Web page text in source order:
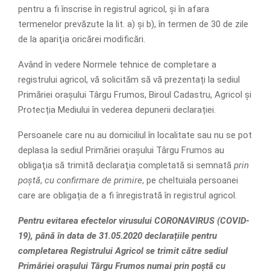
pentru a fi înscrise în registrul agricol, şi în afara
termenelor prevăzute la lit. a) şi b), în termen de 30 de zile
de la apariţia oricărei modificări.
Având în vedere Normele tehnice de completare a
registrului agricol, vă solicităm să vă prezentați la sediul
Primăriei orașului Târgu Frumos, Biroul Cadastru, Agricol și
Protecția Mediului în vederea depunerii declarației.
Persoanele care nu au domiciliul în localitate sau nu se pot
deplasa la sediul Primăriei orașului Târgu Frumos au
obligaţia să trimită declaraţia completată si semnată prin
poştă, cu confirmare de primire, pe cheltuiala persoanei
care are obligația de a fi înregistrată în registrul agricol.
Pentru evitarea efectelor virusului CORONAVIRUS (COVID-
19), până în data de 31.05.2020 declarațiile pentru
completarea Registrului Agricol se trimit către sediul
Primăriei orașului Târgu Frumos numai prin poștă cu